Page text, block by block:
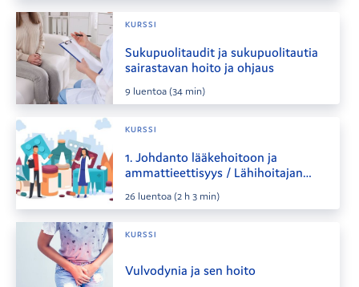
KURSSI
Sukupuolitaudit ja sukupuolitautia
sairastavan hoito ja ohjaus
9 luentoa(34 min)
KURSSI
1. Johdanto lääkehoitoon ja
ammattieettisyys / Lähihoitajan
26 luentoa(2 h 3 min)
KURSSI
Vulvodynia ja sen hoito